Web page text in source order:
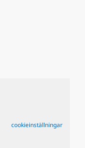
cookieinställningar